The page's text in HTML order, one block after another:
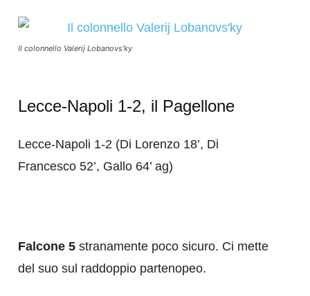
Il colonnello Valerij Lobanovs’ky
Lecce-Napoli 1-2, il Pagellone
Lecce-Napoli 1-2 (Di Lorenzo 18’, Di
Francesco 52’, Gallo 64’ ag)
Falcone 5 stranamente poco sicuro. Ci mette
del suo sul raddoppio partenopeo.